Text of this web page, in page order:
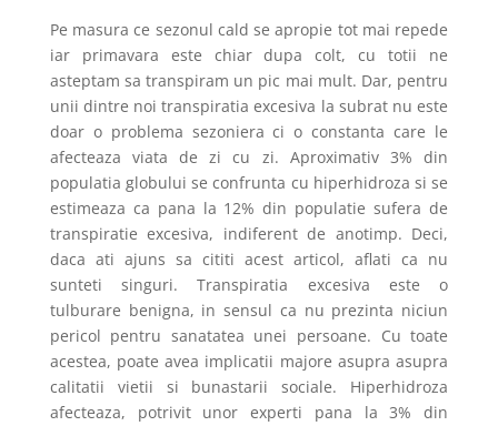
Pe masura ce sezonul cald se apropie tot mai repede
iar primavara este chiar dupa colt, cu totii ne
asteptam sa transpiram un pic mai mult. Dar, pentru
unii dintre noi transpiratia excesiva la subrat nu este
doar o problema sezoniera ci o constanta care le
afecteaza viata de zi cu zi. Aproximativ 3% din
populatia globului se confrunta cu hiperhidroza si se
estimeaza ca pana la 12% din populatie sufera de
transpiratie excesiva, indiferent de anotimp. Deci,
daca ati ajuns sa cititi acest articol, aflati ca nu
sunteti singuri. Transpiratia excesiva este o
tulburare benigna, in sensul ca nu prezinta niciun
pericol pentru sanatatea unei persoane. Cu toate
acestea, poate avea implicatii majore asupra asupra
calitatii vietii si bunastarii sociale. Hiperhidroza
afecteaza, potrivit unor experti pana la 3% din